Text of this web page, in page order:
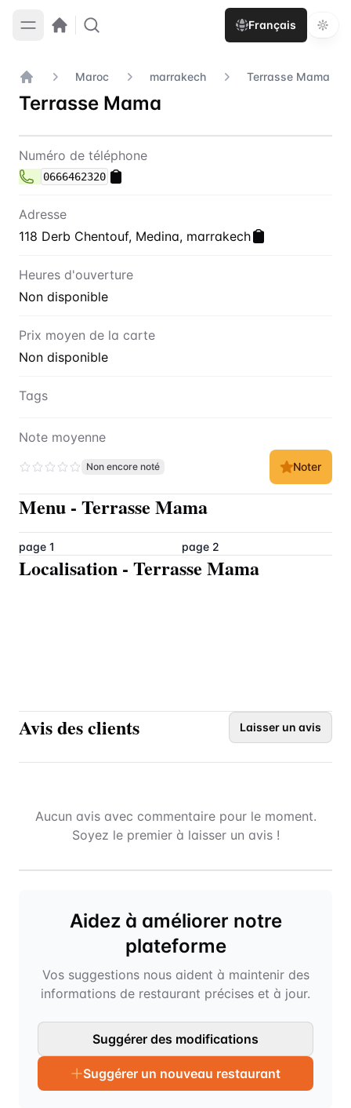
Français
Accueil
Maroc marrakech Terrasse Mama
Terrasse Mama
Contact Terrasse Mama
Numéro de téléphone
0666462320
Adresse
118 Derb Chentouf, Medina, marrakech
Heures d'ouverture
Non disponible
Prix moyen de la carte
Non disponible
Tags
Note moyenne
Non encore noté Noter
Menu - Terrasse Mama
page 1 page 2
Localisation - Terrasse Mama
Avis des clients Laisser un avis
Aucun avis avec commentaire pour le moment.
Soyez le premier à laisser un avis !
Aidez à améliorer notre
plateforme
Vos suggestions nous aident à maintenir des
informations de restaurant précises et à jour.
Suggérer des modifications
Suggérer un nouveau restaurant